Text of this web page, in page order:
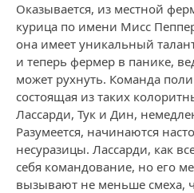
Оказывается, из местной
курица по имени Мисс
она имеет уникальный
и теперь фермер в панике,
может рухнуть. Команда
состоящая из таких
Лассарди, Тук и Дин,
Разумеется, начинаются
несуразицы. Лассарди, как
себя командование, но его
вызывают не меньше смеха,